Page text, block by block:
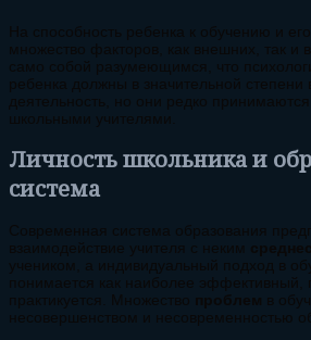
На способность ребенка к обучению и
множество факторов, как внешних, так и
само собой разумеющимся, что
ребенка должны в значительной степени
деятельность, но они редко
школьными учителями.
Личность школьника и
система
Современная система образования
взаимодействие учителя с неким
учеником, а индивидуальный подход в
понимается как наиболее
практикуется. Множество
проблем
в
несовершенством и несовременностью